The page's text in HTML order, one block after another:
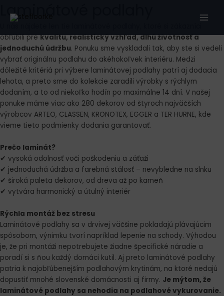
Laminátové podlahy
obľúbili prekvalitu, realistický vzhľad, dlhú životnosť a
jednoduchú údržbu. Ponuku sme vyskladali tak, aby ste si vedeli
vybrať originálnu podlahu do akéhokoľvek interiéru. Medzi
dôležité kritériá pri výbere laminátovej podlahy patrí aj dodacia
lehota, a preto sme do kolekcie zaradili výrobky s rýchlym
dodaním, a to od niekoľko hodín po maximálne 14 dní. V našej
ponuke máme viac ako 280 dekorov od štyroch najväčších
výrobcov ARTEO, CLASSEN, KRONOTEX, EGGER a TER HURNE, kde
vieme tieto podmienky dodania garantovať.
Prečo laminát?
✔ vysoká odolnosť voči poškodeniu a záťaži
✔ jednoduchá údržba a farebná stálosť – nevybledne na slnku
✔ široká paleta dekorov, od dreva až po kameň
✔ vytvára harmonický a útulný interiér
Rýchla montáž bez stresu
Laminátové podlahy sa v drvivej väčšine pokladajú plávajúcim
spôsobom, výnimku tvorí napríklad lepenie na schody. Výhodou
je, že pri montáži nepotrebujete žiadne špecifické náradie a
poradí si s ňou každý domáci kutil. Aj preto laminátové podlahy
patria k najobľúbenejším podlahovým krytinám, na ktoré nedajú
dopustiť mnohé slovenské domácnosti aj firmy. Je mýtom, že
laminátové podlahy sa nehodia na podlahové vykurovanie.